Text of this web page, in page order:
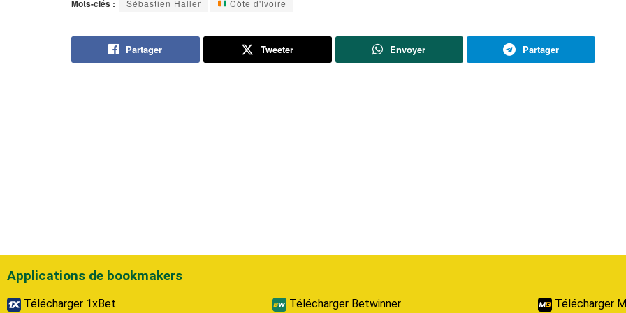
Mots-clés : Sébastien Haller Côte d'Ivoire
Partager Tweeter Envoyer Partager
Applications de bookmakers
Télécharger 1xBet Télécharger Betwinner Télécharger